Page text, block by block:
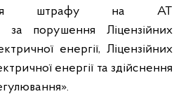
штрафу на АТ
порушення Ліцензійних
енергії, Ліцензійних
енергії та здійснення